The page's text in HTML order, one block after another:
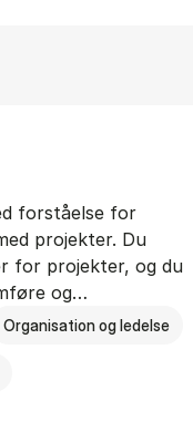
forståelse for
projekter. Du
for projekter, og du
og…
Organisation og ledelse